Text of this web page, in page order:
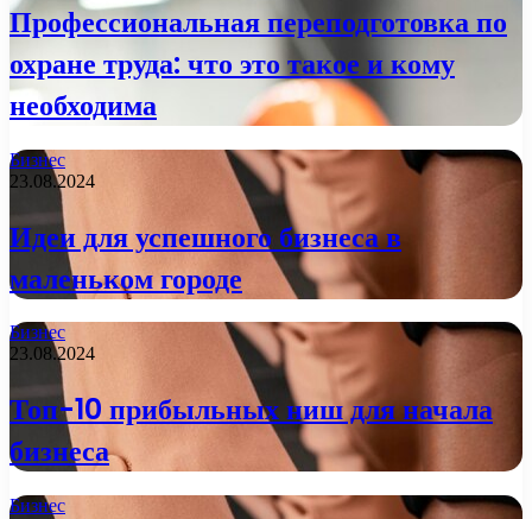
Профессиональная переподготовка по
охране труда: что это такое и кому
необходима
Бизнес
23.08.2024
Идеи для успешного бизнеса в
маленьком городе
Бизнес
23.08.2024
Топ-10 прибыльных ниш для начала
бизнеса
Бизнес